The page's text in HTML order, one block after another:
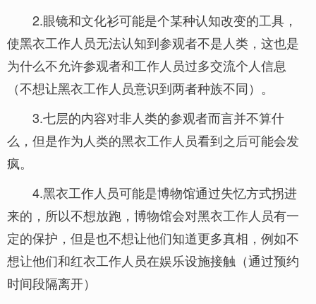
2.眼镜和文化衫可能是个某种认知改变的工具，
使黑衣工作人员无法认知到参观者不是人类，这也是
为什么不允许参观者和工作人员过多交流个人信息
（不想让黑衣工作人员意识到两者种族不同）。
3.七层的内容对非人类的参观者而言并不算什
么，但是作为人类的黑衣工作人员看到之后可能会发
疯。
4.黑衣工作人员可能是博物馆通过失忆方式拐进
来的，所以不想放跑，博物馆会对黑衣工作人员有一
定的保护，但是也不想让他们知道更多真相，例如不
想让他们和红衣工作人员在娱乐设施接触（通过预约
时间段隔离开）